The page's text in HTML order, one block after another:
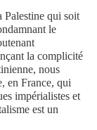
Palestine qui soit
le
la complicité
nous
en France, qui
impérialistes et
est un